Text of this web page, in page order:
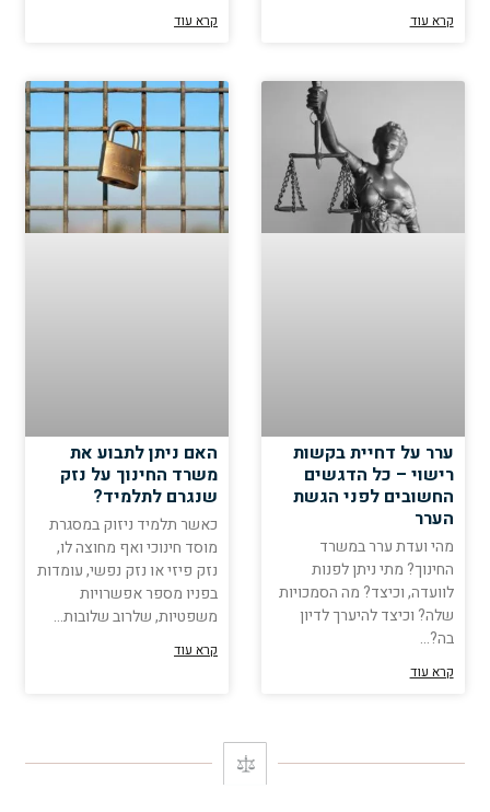
קרא עוד קרא עוד
ערר על דחיית בקשות
רישוי – כל הדגשים
החשובים לפני הגשת
הערר
מהי ועדת ערר במשרד
החינוך? מתי ניתן לפנות
לוועדה, וכיצד? מה הסמכויות
שלה? וכיצד להיערך לדיון
בה?…
קרא עוד
האם ניתן לתבוע את
משרד החינוך על נזק
שנגרם לתלמיד?
כאשר תלמיד ניזוק במסגרת
מוסד חינוכי ואף מחוצה לו,
נזק פיזי או נזק נפשי, עומדות
בפניו מספר אפשרויות
משפטיות, שלרוב שלובות…
קרא עוד